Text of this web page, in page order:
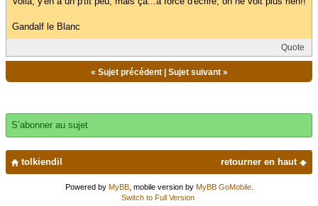
Gandalf le Blanc
Quote
« Sujet précédent| Sujet suivant»
S’abonner au sujet
retourner en haut
tolkiendil
Powered by MyBB, mobile version by MyBB GoMobile.
Switch to Full Version